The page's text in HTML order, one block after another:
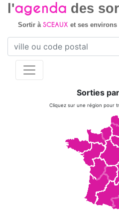
l'agenda des
Sortir à SCEAUX et ses environs
Sorties
Cliquez sur une région pour